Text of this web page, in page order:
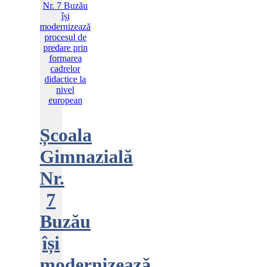
Școala
Gimnazială
Nr.
7
Buzău
își